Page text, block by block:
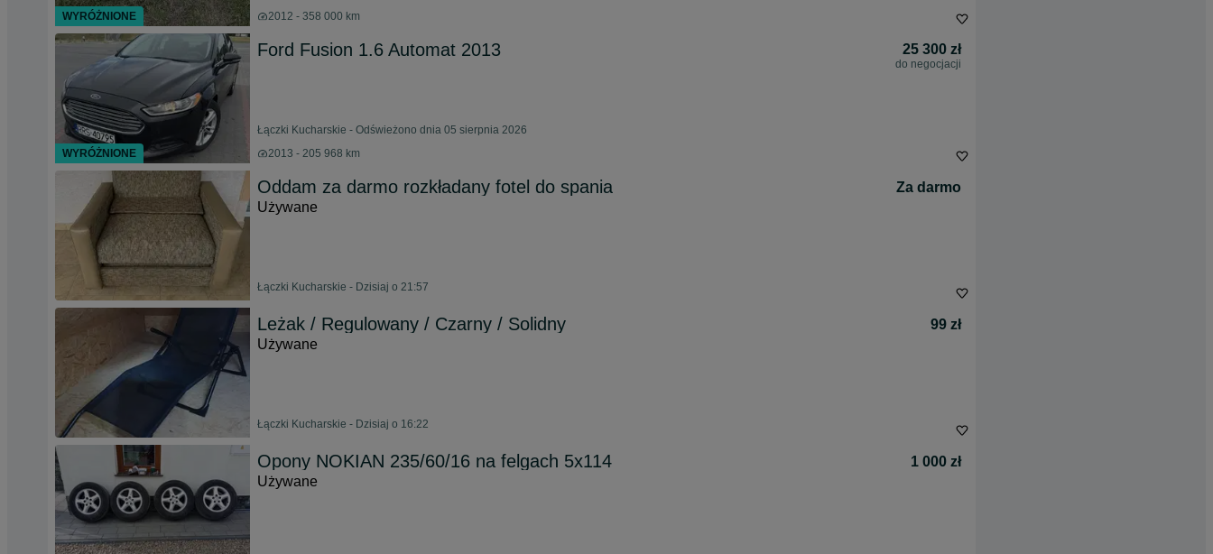
2012 - 358 000 km
Ford Fusion 1.6 Automat 2013 25 300 zł
do negocjacji
Łączki Kucharskie - Odświeżono dnia 05 sierpnia 2026
2013 - 205 968 km
Oddam za darmo rozkładany fotel do spania
Za darmo
Używane
Łączki Kucharskie - Dzisiaj o 21:57
Leżak / Regulowany / Czarny / Solidny
99 zł
Używane
Łączki Kucharskie - Dzisiaj o 16:22
Opony NOKIAN 235/60/16 na felgach 5x114
1 000 zł
Używane
WYRÓŻNIONE
WYRÓŻNIONE